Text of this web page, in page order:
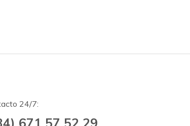
24/7:
671 57 52 29